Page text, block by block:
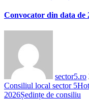
Convocator din data de
sector5.ro
Consiliul local sector 5
2026Ședințe de consiliu